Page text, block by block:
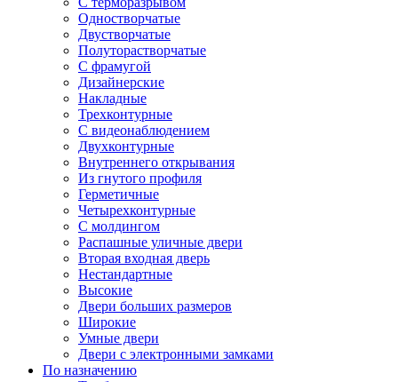
Одностворчатые
Двустворчатые
Полуторастворчатые
С фрамугой
Дизайнерские
Накладные
Трехконтурные
С видеонаблюдением
Двухконтурные
Внутреннего открывания
Из гнутого профиля
Герметичные
Четырехконтурные
С молдингом
Распашные уличные двери
Вторая входная дверь
Нестандартные
Высокие
Двери больших размеров
Широкие
Умные двери
Двери с электронными замками
По назначению